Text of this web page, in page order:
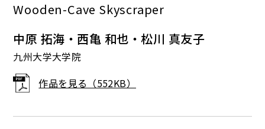
Wooden-Cave Skyscraper
中原 拓海・西亀 和也・松川 真友子
九州大学大学院
作品を見る（552KB）